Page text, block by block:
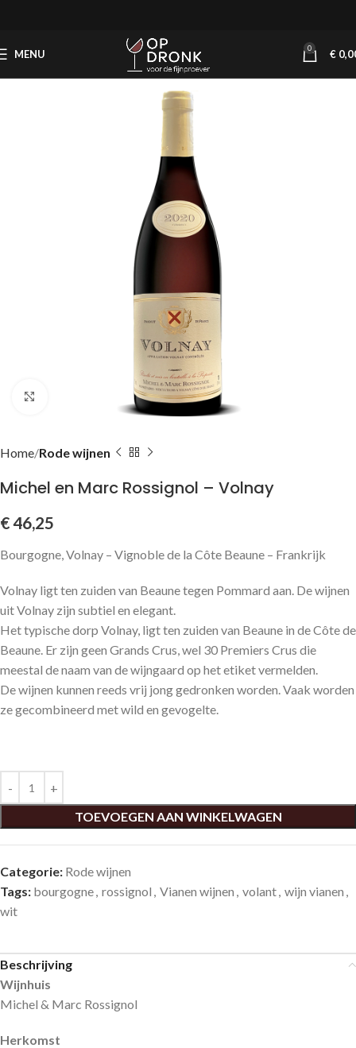
MENU 0 €
Home Rode wijnen
Michel en Marc Rossignol – Volnay
€46,25
Bourgogne, Volnay – Vignoble de la Côte Beaune – Frankrijk
Volnay ligt ten zuiden van Beaune tegen Pommard aan. De wijnen
uit Volnay zijn subtiel en elegant.
Het typische dorp Volnay, ligt ten zuiden van Beaune in de Côte de
Beaune. Er zijn geen Grands Crus, wel 30 Premiers Crus die
meestal de naam van de wijngaard op het etiket vermelden.
De wijnen kunnen reeds vrij jong gedronken worden. Vaak worden
ze gecombineerd met wild en gevogelte.
TOEVOEGEN AAN WINKELWAGEN
Categorie: Rode wijnen
Tags: bourgogne, rossignol , Vianen wijnen , volant, wijn vianen ,
wit
Beschrijving
Wijnhuis
Michel & Marc Rossignol
Herkomst